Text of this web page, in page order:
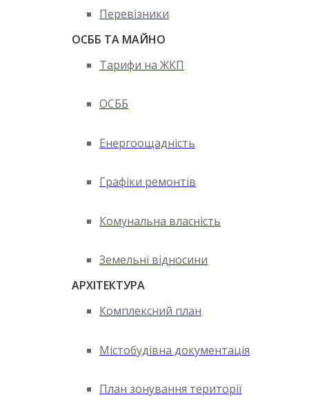
Перевізники
ОСББ ТА МАЙНО
Тарифи на ЖКП
ОСББ
Енергоощадність
Графіки ремонтів
Комунальна власність
Земельні відносини
АРХІТЕКТУРА
Комплексний план
Містобудівна документація
План зонування території